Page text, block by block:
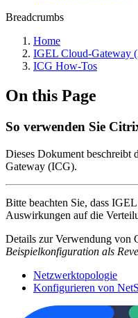
Breadcrumbs
Home
IGEL Cloud-Gateway
ICG How-Tos
On this Page
So verwenden Sie
Dieses Dokument
Gateway (ICG).
Bitte beachten Sie, dass
Auswirkungen auf die
Details zur Verwendung von
Beispielkonfiguration als
Netzwerktopologie
Konfigurieren von